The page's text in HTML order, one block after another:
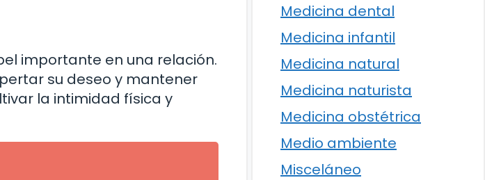
importante en una relación.
su deseo y mantener
la intimidad física y
Medicina dental
Medicina infantil
Medicina natural
Medicina naturista
Medicina obstétrica
Medio ambiente
Misceláneo